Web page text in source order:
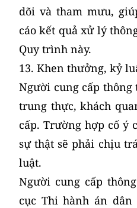
dõi và tham mưu,
cáo kết quả xử lý
Quy trình này.
13. Khen thưởng, kỷ
Người cung cấp
trung thực, khách
cấp. Trường hợp cố ý
sự thật sẽ phải chịu
luật.
Người cung cấp
cục Thi hành án dân